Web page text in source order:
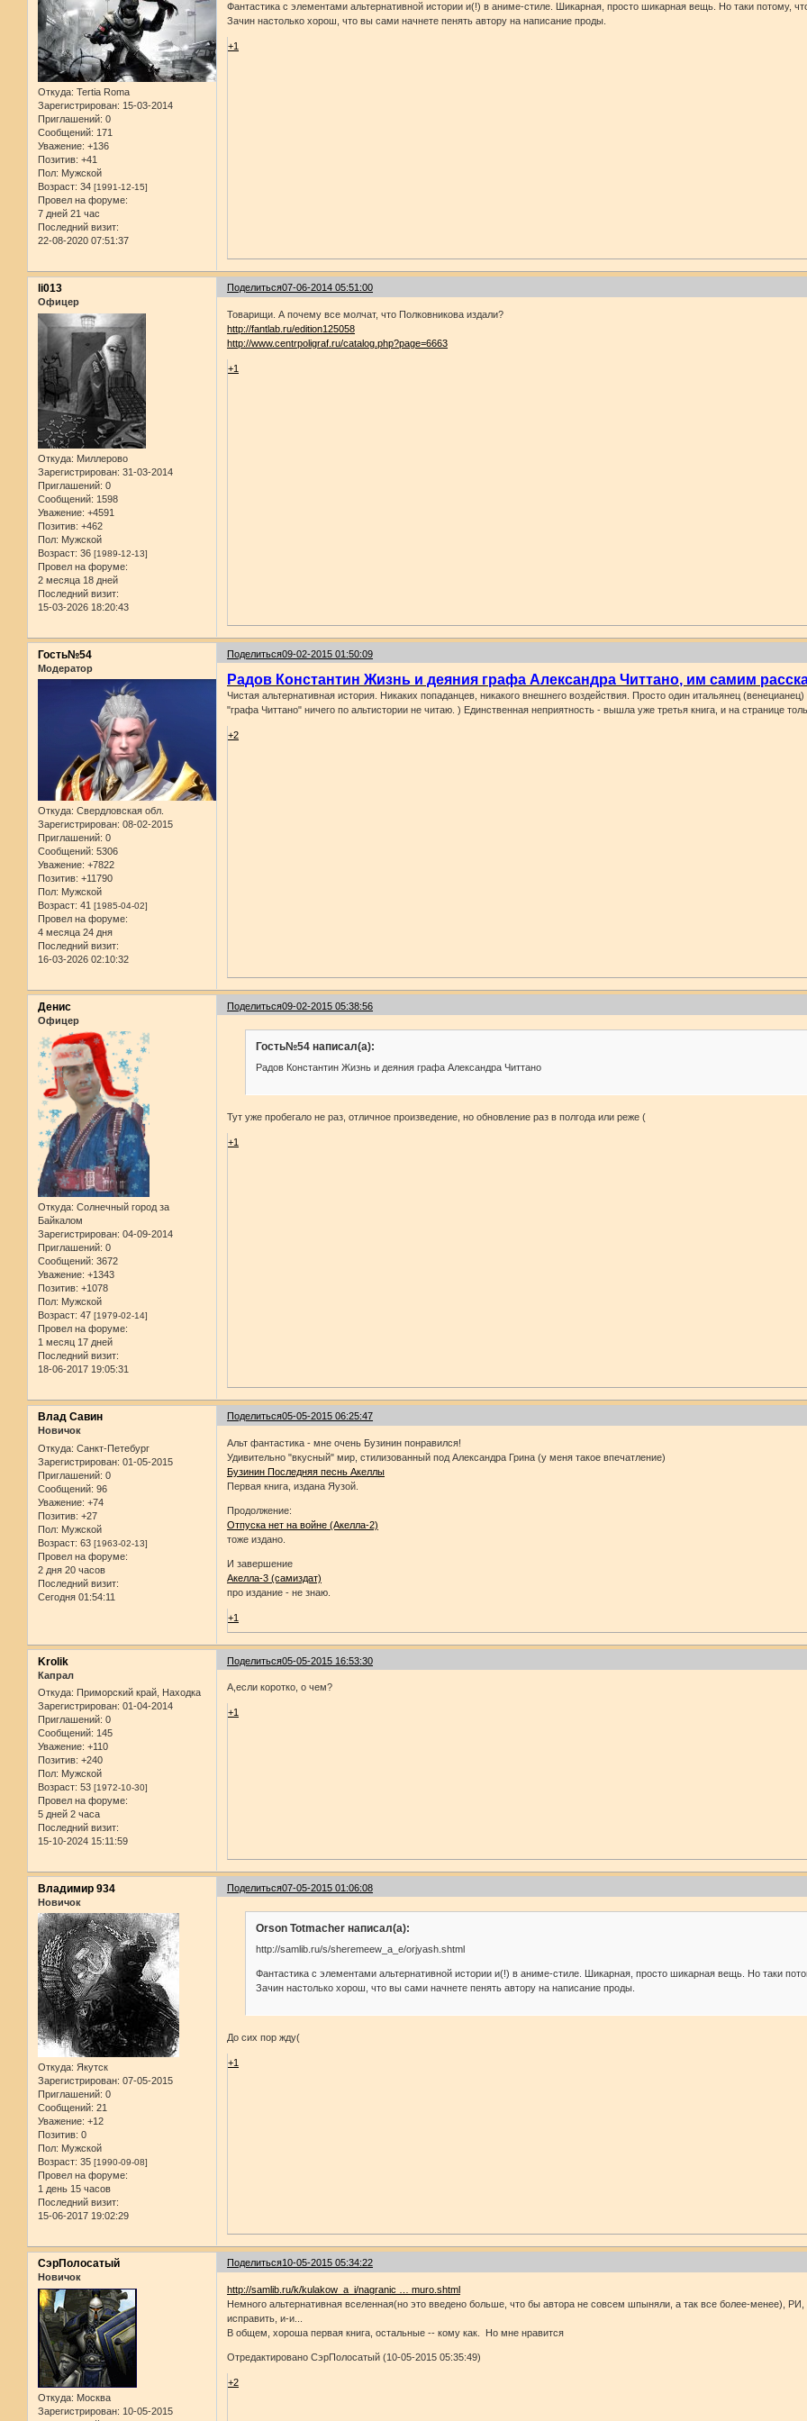
Откуда: Tertia Roma
Зарегистрирован: 15-03-2014
Приглашений: 0
Сообщений: 171
Уважение: +136
Позитив: +41
Пол: Мужской
Возраст: 34 [1991-12-15]
Провел на форуме:
7 дней 21 час
Последний визит:
22-08-2020 07:51:37
Фантастика с элементами альтернативной истории и(!) в аниме-стиле. Шикарная, просто шикарная вещь. Но таки потому,
Зачин настолько хорош, что вы сами начнете пенять автору на написание проды.
+1
Поделиться07-06-2014 05:51:00
li013
Офицер
Откуда: Миллерово
Зарегистрирован: 31-03-2014
Приглашений: 0
Сообщений: 1598
Уважение: +4591
Позитив: +462
Пол: Мужской
Возраст: 36 [1989-12-13]
Провел на форуме:
2 месяца 18 дней
Последний визит:
15-03-2026 18:20:43
Товарищи. А почему все молчат, что Полковникова издали?
http://fantlab.ru/edition125058
http://www.centrpoligraf.ru/catalog.php?page=6663
+1
Поделиться09-02-2015 01:50:09
Гость№54
Модератор
Откуда: Свердловская обл.
Зарегистрирован: 08-02-2015
Приглашений: 0
Сообщений: 5306
Уважение: +7822
Позитив: +11790
Пол: Мужской
Возраст: 41 [1985-04-02]
Провел на форуме:
4 месяца 24 дня
Последний визит:
16-03-2026 02:10:32
Радов Константин Жизнь и деяния графа Александра Читтано, им самим
Чистая альтернативная история. Никаких попаданцев, никакого внешнего воздействия. Просто один итальянец
"графа Читтано" ничего по альтистории не читаю. ) Единственная неприятность - вышла уже третья книга, и на странице
+2
Поделиться09-02-2015 05:38:56
Денис
Офицер
Откуда: Солнечный город за
Байкалом
Зарегистрирован: 04-09-2014
Приглашений: 0
Сообщений: 3672
Уважение: +1343
Позитив: +1078
Пол: Мужской
Возраст: 47 [1979-02-14]
Провел на форуме:
1 месяц 17 дней
Последний визит:
18-06-2017 19:05:31
Гость№54 написал(а):
Радов Константин Жизнь и деяния графа Александра Читтано
Тут уже пробегало не раз, отличное произведение, но обновление раз в полгода или реже (
+1
Поделиться05-05-2015 06:25:47
Влад Савин
Новичок
Откуда: Санкт-Петебург
Зарегистрирован: 01-05-2015
Приглашений: 0
Сообщений: 96
Уважение: +74
Позитив: +27
Пол: Мужской
Возраст: 63 [1963-02-13]
Провел на форуме:
2 дня 20 часов
Последний визит:
Сегодня 01:54:11
Альт фантастика - мне очень Бузинин понравился!
Удивительно "вкусный" мир, стилизованный под Александра Грина (у меня такое впечатление)
Бузинин Последняя песнь Акеллы
Первая книга, издана Яузой.
Продолжение:
Отпуска нет на войне (Акелла-2)
тоже издано.
И завершение
Акелла-3 (самиздат)
про издание - не знаю.
+1
Поделиться05-05-2015 16:53:30
Krolik
Капрал
Откуда: Приморский край, Находка
Зарегистрирован: 01-04-2014
Приглашений: 0
Сообщений: 145
Уважение: +110
Позитив: +240
Пол: Мужской
Возраст: 53 [1972-10-30]
Провел на форуме:
5 дней 2 часа
Последний визит:
15-10-2024 15:11:59
А,если коротко, о чем?
+1
Поделиться07-05-2015 01:06:08
Владимир 934
Новичок
Откуда: Якутск
Зарегистрирован: 07-05-2015
Приглашений: 0
Сообщений: 21
Уважение: +12
Позитив: 0
Пол: Мужской
Возраст: 35 [1990-09-08]
Провел на форуме:
1 день 15 часов
Последний визит:
15-06-2017 19:02:29
Orson Totmacher написал(а):
http://samlib.ru/s/sheremeew_a_e/orjyash.shtml
Фантастика с элементами альтернативной истории и(!) в аниме-стиле. Шикарная, просто шикарная вещь. Но таки
Зачин настолько хорош, что вы сами начнете пенять автору на написание проды.
До сих пор жду(
+1
Поделиться10-05-2015 05:34:22
СэрПолосатый
Новичок
Откуда: Москва
Зарегистрирован: 10-05-2015
http://samlib.ru/k/kulakow_a_i/nagranic … muro.shtml
Немного альтернативная вселенная(но это введено больше, что бы автора не совсем шпыняли, а так все более-менее),
исправить, и-и...
В общем, хороша первая книга, остальные -- кому как. Но мне нравится
Отредактировано СэрПолосатый (10-05-2015 05:35:49)
+2